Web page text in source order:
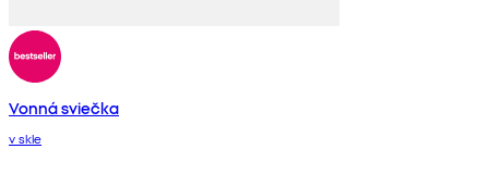
Vonná sviečka
v skle